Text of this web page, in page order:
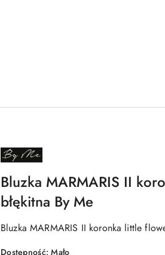
NAZWA
PRODUCENTA:
ME
Bluzka MARMARIS II
błękitna By Me
Bluzka MARMARIS II koronka little
Dostępność:Mało